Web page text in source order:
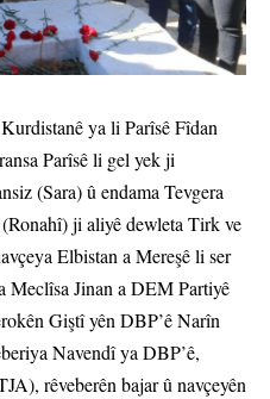
ya li Parîsê Fîdan
Parîsê li gel yek ji
(Sara) û endama Tevgera
ji aliyê dewleta Tirk ve
Elbistan a Mereşê li ser
Meclîsa Jinan a DEM Partiyê
Giştî yên DBP’ê Narîn
Navendî ya DBP’ê,
rêveberên bajar û navçeyên